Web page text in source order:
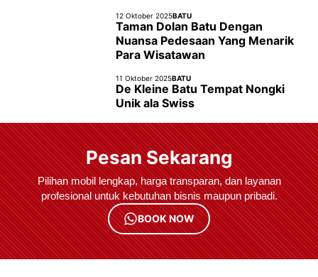
12 Oktober 2025BATU
Taman Dolan Batu Dengan
Nuansa Pedesaan Yang Menarik
Para Wisatawan
11 Oktober 2025BATU
De Kleine Batu Tempat Nongki
Unik ala Swiss
Pesan Sekarang
Pilihan mobil lengkap, harga transparan, dan layanan
profesional untuk kebutuhan bisnis maupun pribadi.
BOOK NOW